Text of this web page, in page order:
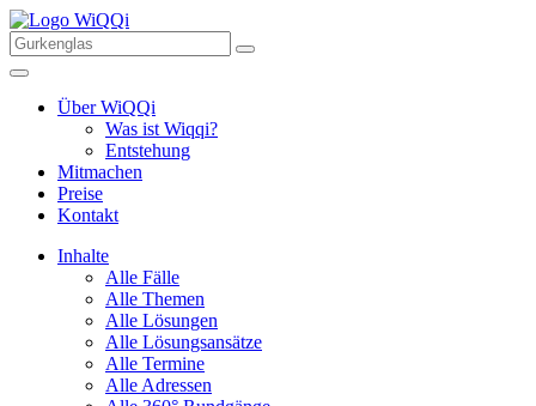
Über WiQQi
Was ist Wiqqi?
Entstehung
Mitmachen
Preise
Kontakt
Inhalte
Alle Fälle
Alle Themen
Alle Lösungen
Alle Lösungsansätze
Alle Termine
Alle Adressen